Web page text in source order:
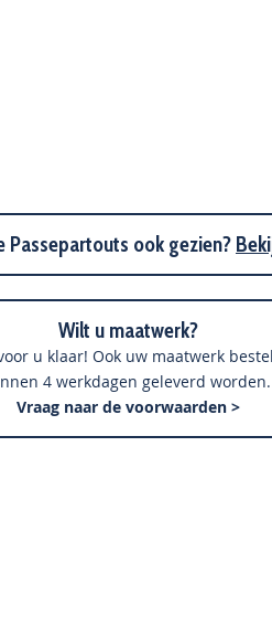
Passepartouts ook gezien?
Wilt u maatwerk?
u klaar! Ook uw maatwerk
4 werkdagen geleverd worden.
Vraag naar de voorwaarden >